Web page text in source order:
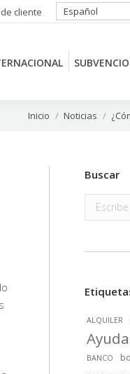
cliente Español
Estás aquí:
Inicio Noticias
Buscar
Buscar:
ALQUILER
BANCO